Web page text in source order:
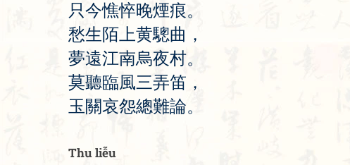
只今憔悴晚煙痕。
愁生陌 上黄驄曲 ，
夢遠江南烏夜村。
莫聽臨風三弄笛 ，
玉關哀怨總難論。
Thu liễu